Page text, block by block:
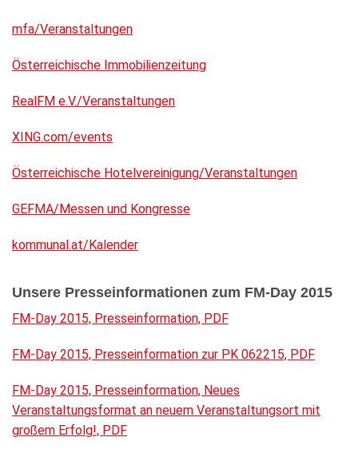
mfa/Veranstaltungen
Österreichische Immobilienzeitung
RealFM e.V./Veranstaltungen
XING.com/events
Österreichische Hotelvereinigung/Veranstaltungen
GEFMA/Messen und Kongresse
kommunal.at/Kalender
Unsere Presseinformationen zum FM-Day 2015
FM-Day 2015, Presseinformation, PDF
FM-Day 2015, Presseinformation zur PK 062215, PDF
FM-Day 2015, Presseinformation, Neues
Veranstaltungsformat an neuem Veranstaltungsort mit
großem Erfolg!, PDF